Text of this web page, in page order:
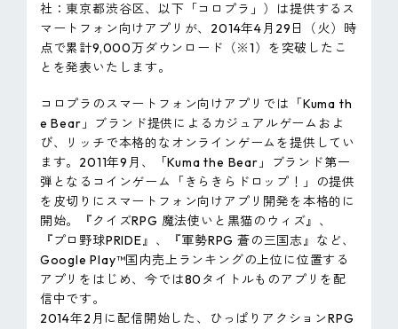
社：東京都渋谷区、以下「コロプラ」）は提供するス
マートフォン向けアプリが、2014年4月29日（火）時
点で累計9,000万ダウンロード（※1）を突破したこ
とを発表いたします。
コロプラのスマートフォン向けアプリでは「Kuma th
e Bear」ブランド提供によるカジュアルゲームおよ
び、リッチで本格的なオンラインゲームを提供してい
ます。2011年9月、「Kuma the Bear」ブランド第一
弾となるコインゲーム「きらきらドロップ！」の提供
を皮切りにスマートフォン向けアプリ開発を本格的に
開始。『クイズRPG 魔法使いと黒猫のウィズ』、
『プロ野球PRIDE』、『軍勢RPG 蒼の三国志』など、
Google Play™国内売上ランキングの上位に位置する
アプリをはじめ、今では80タイトルものアプリを配
信中です。
2014年2月に配信開始した、ひっぱりアクションRPG